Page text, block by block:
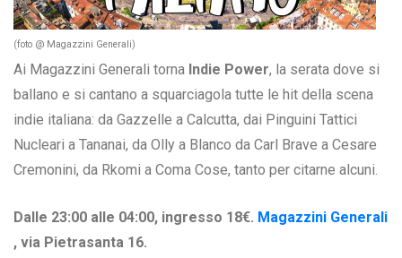
(foto @ Magazzini Generali)
Ai Magazzini Generali torna Indie Power, la serata dove si
ballano e si cantano a squarciagola tutte le hit della scena
indie italiana: da Gazzelle a Calcutta, dai Pinguini Tattici
Nucleari a Tananai, da Olly a Blanco da Carl Brave a Cesare
Cremonini, da Rkomi a Coma Cose, tanto per citarne alcuni.
Dalle 23:00 alle 04:00, ingresso 18€. Magazzini Generali
, via Pietrasanta 16.